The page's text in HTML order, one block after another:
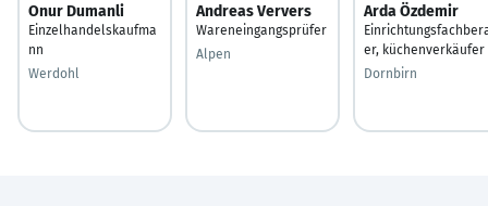
Onur Dumanli
Einzelhandelskaufma
nn
Werdohl
Andreas Ververs
Wareneingangsprüfer
Alpen
Arda Özdemir
er, küchenverkäufer
Dornbirn